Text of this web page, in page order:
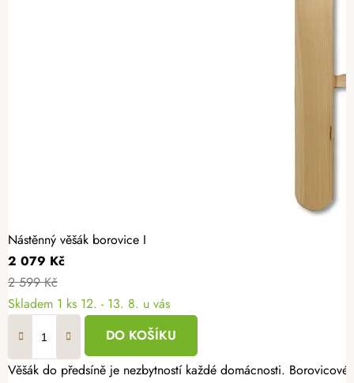
Nástěnný věšák borovice I
2 079 Kč
2 599 Kč
Skladem 1 ks 12. - 13. 8. u vás
DO KOŠÍKU
Věšák do předsíně je nezbytností každé domácnosti.